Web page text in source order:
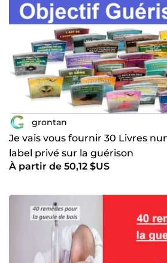
grontan
Je vais vous fournir 30 Livres
label privé sur la guérison
À partir de 50,12 $US